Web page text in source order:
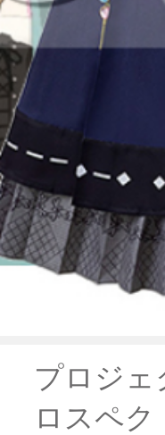
プロジェ
ロスペ